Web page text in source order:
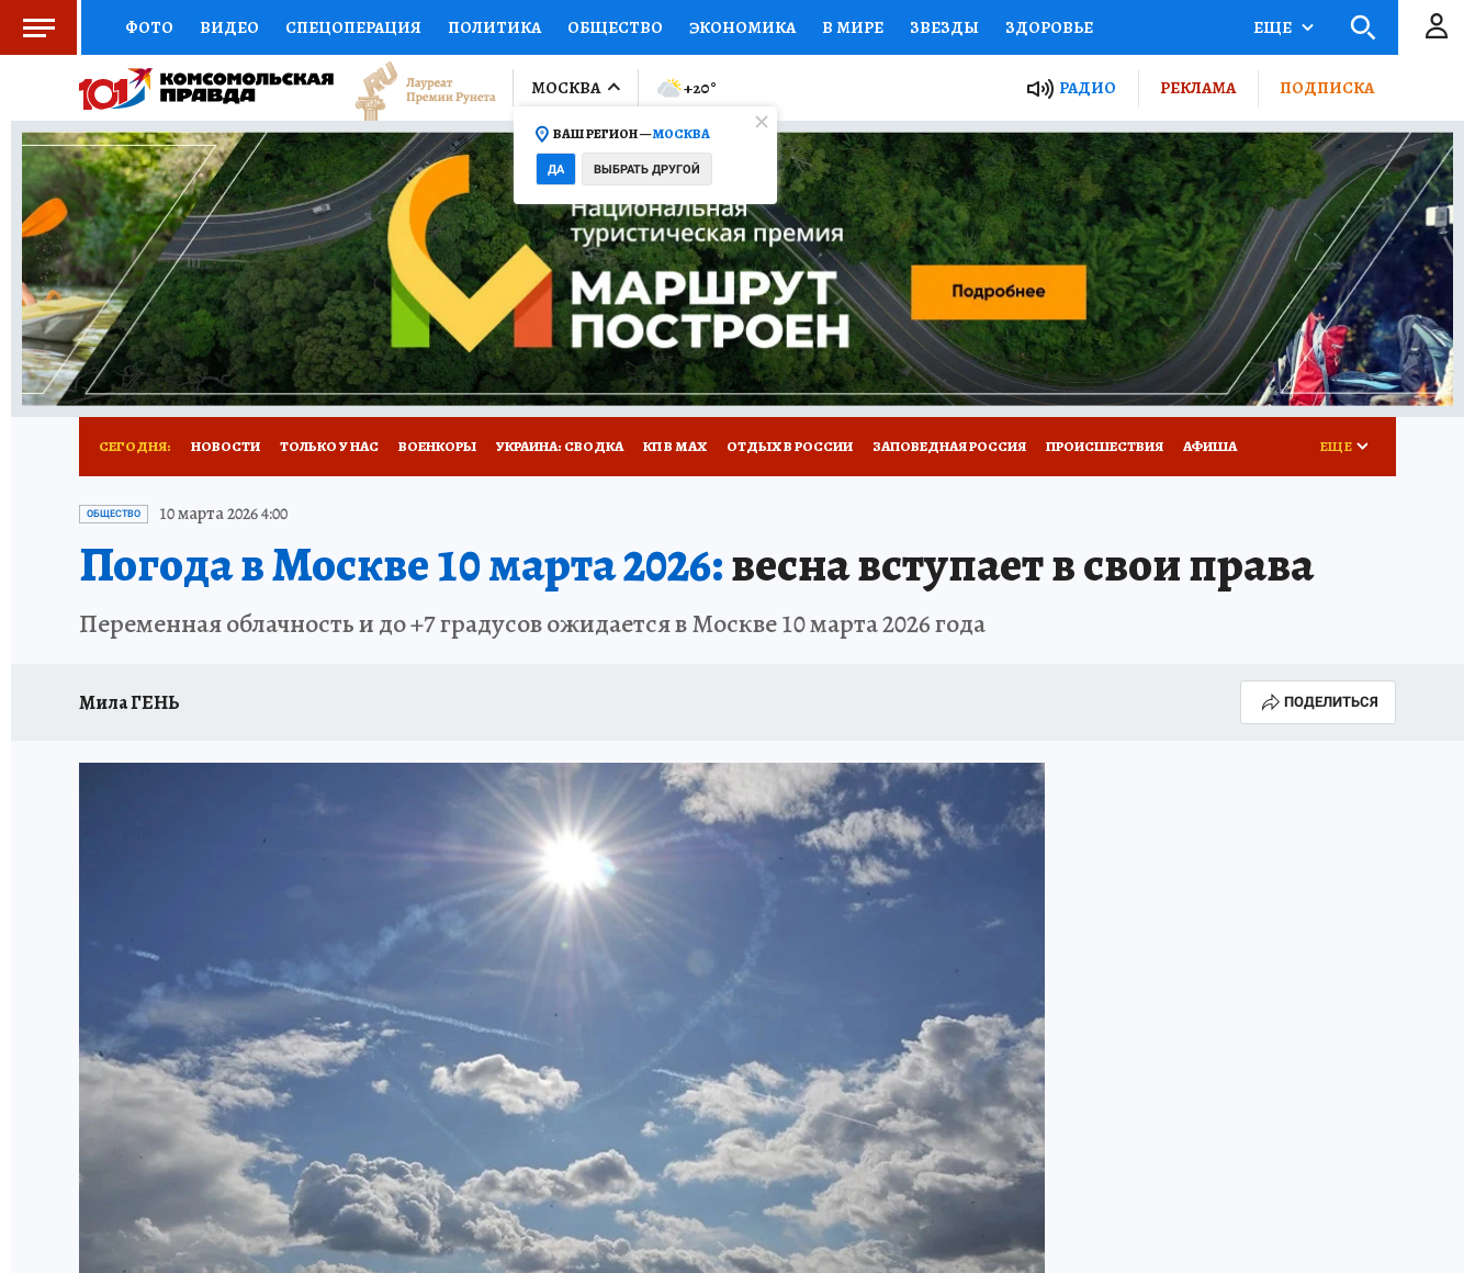
ФОТО ВИДЕО СПЕЦОПЕРАЦИЯ ПОЛИТИКА ОБЩЕСТВО ЭКОНОМИКА В МИРЕ ЗВЕЗДЫ ЗДОРОВЬЕ
СОЦПОДДЕРЖКА НАУКА СПОРТ КОЛУМНИСТЫ ПРОИСШЕСТВИЯ НАЦИОНАЛЬНЫЕ ПРОЕКТЫ РОССИИ АФИША
ВЫБОР ЭКСПЕРТОВ ДОКТОР ФИНАНСЫ ОТКРЫВАЕМ МИР Я ЗНАЮ СЕМЬЯ ЖЕНСКИЕ СЕКРЕТЫ ПУТЕВОДИТЕЛЬ
КНИЖНАЯ ПОЛКА ПРОГНОЗЫ НА СПОРТ ПРОМОКОДЫ СЕРИАЛЫ СПЕЦПРОЕКТЫ ДЕФИЦИТ ЖЕЛЕЗА ТУРИЗМ
ПРЕСС-ЦЕНТР НЕДВИЖИМОСТЬ ТЕЛЕВИЗОР КОЛЛЕКЦИИ КОНКУРСЫ РАБОТА У НАС ГИД ПОТРЕБИТЕЛЯ ВСЕ О КП
РАДИО КП РЕКЛАМА ТЕСТЫ НОВОЕ НА САЙТЕ
ЕЩЕ
МОСКВА
ВАШ РЕГИОН —МОСКВА
ДА ВЫБРАТЬ ДРУГОЙ
+20° РАДИО РЕКЛАМА ПОДПИСКА
СЕГОДНЯ: НОВОСТИ ТОЛЬКО У НАС ВОЕНКОРЫ УКРАИНА: СВОДКА КП В МАХ ОТДЫХ В РОССИИ ЗАПОВЕДНАЯ РОССИЯ ПРОИСШЕСТВИЯ АФИША
ИСПЫТАНО НА СЕБЕ
ЕЩЕ
ОБЩЕСТВО 10 марта 2026 4:00
Погода в Москве 10 марта 2026:весна вступает в свои права
Переменная облачность и до +7 градусов ожидается в Москве 10 марта 2026 года
Мила ГЕНЬ ПОДЕЛИТЬСЯ